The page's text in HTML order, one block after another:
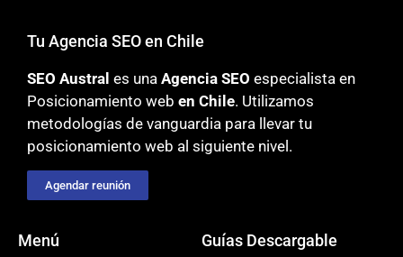
Tu Agencia SEO en Chile
SEO Austral es una Agencia SEO especialista en
Posicionamiento web en Chile. Utilizamos
metodologías de vanguardia para llevar tu
posicionamiento web al siguiente nivel.
Agendar reunión
Menú Guías Descargable